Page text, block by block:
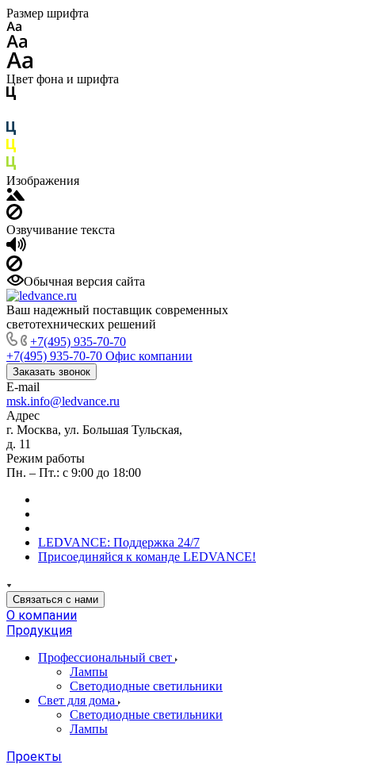
Размер шрифта
Цвет фона и шрифта
Изображения
Озвучивание текста
Обычная версия сайта
Ваш надежный поставщик современных
светотехнических решений
+7(495) 935-70-70
+7(495) 935-70-70 Офис компании
Заказать звонок
E-mail
msk.info@ledvance.ru
Адрес
г. Москва, ул. Большая Тульская,
д. 11
Режим работы
Пн. – Пт.: с 9:00 до 18:00
LEDVANCE: Поддержка 24/7
Присоединяйся к команде LEDVANCE!
Связаться с нами
О компании
Продукция
Профессиональный свет
Лампы
Светодиодные светильники
Свет для дома
Светодиодные светильники
Лампы
Проекты